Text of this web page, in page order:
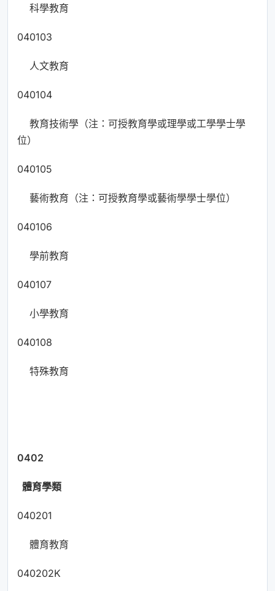
科學教育
040103
人文教育
040104
教育技術學（注：可授教育學或理學或工學學士學
位）
040105
藝術教育（注：可授教育學或藝術學學士學位）
040106
學前教育
040107
小學教育
040108
特殊教育
0402
體育學類
040201
體育教育
040202K